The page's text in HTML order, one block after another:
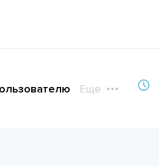
Еще